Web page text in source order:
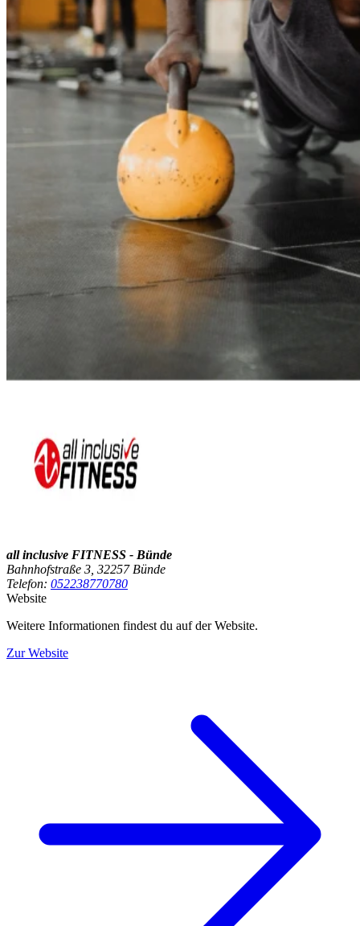
all inclusive FITNESS - Bünde
Bahnhofstraße 3, 32257 Bünde
Telefon: 052238770780
Website
Weitere Informationen findest du auf der Website.
Zur Website